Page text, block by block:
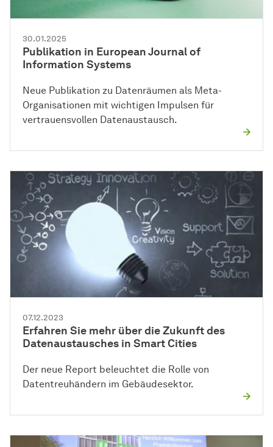
30.01.2025
Publikation in European Journal of
Information Systems
Neue Publikation zu Datenräumen als Meta-
Organisationen mit wichtigen Impulsen für
vertrauensvollen Datenaustausch.
07.12.2023
Erfahren Sie mehr über die Zukunft des
Datenaustausches in Smart Cities
Der neue Report beleuchtet die Rolle von
Datentreuhändern im Gebäudesektor.